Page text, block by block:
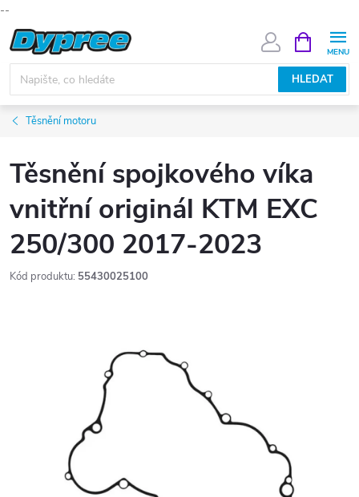
--
Přejít
na
obsah
HLEDAT
NÁKUPNÍ
KOŠÍK
Těsnění motoru
Těsnění spojkového víka
vnitřní originál KTM EXC
250/300 2017-2023
Kód produktu: 55430025100